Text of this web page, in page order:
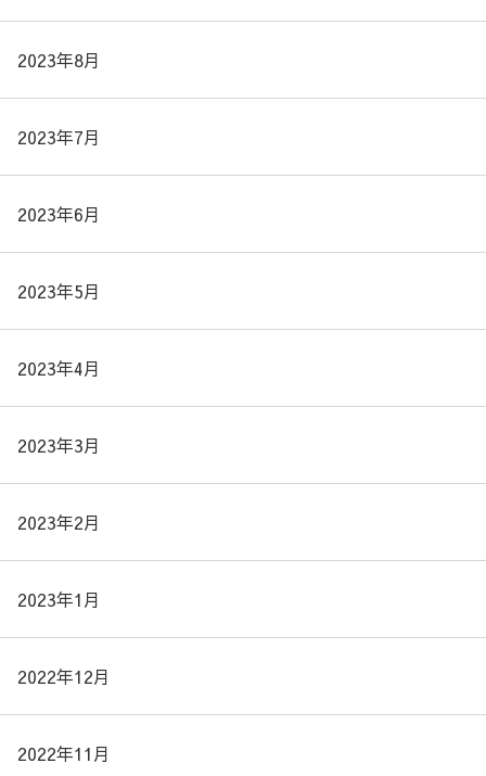
2023年8月
2023年7月
2023年6月
2023年5月
2023年4月
2023年3月
2023年2月
2023年1月
2022年12月
2022年11月